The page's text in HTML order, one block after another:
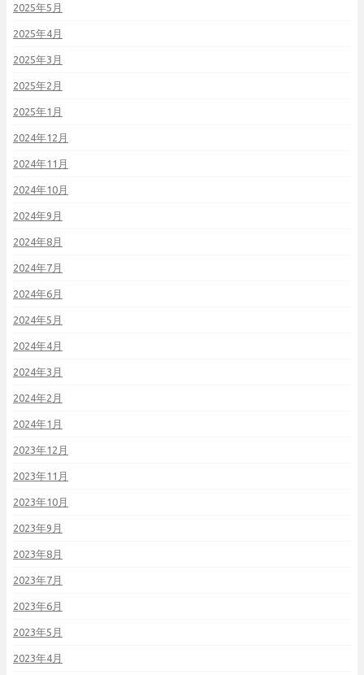
2025年5月
2025年4月
2025年3月
2025年2月
2025年1月
2024年12月
2024年11月
2024年10月
2024年9月
2024年8月
2024年7月
2024年6月
2024年5月
2024年4月
2024年3月
2024年2月
2024年1月
2023年12月
2023年11月
2023年10月
2023年9月
2023年8月
2023年7月
2023年6月
2023年5月
2023年4月